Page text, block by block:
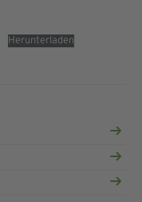
Herunterladen